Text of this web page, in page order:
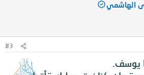
الهاشمي
#3
يوسف.